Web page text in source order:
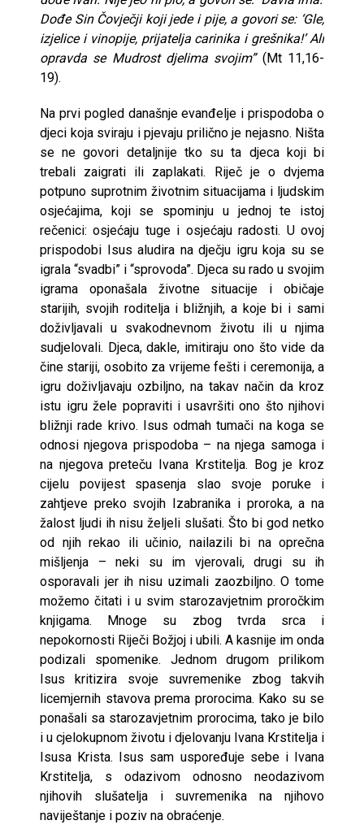
Dođe Sin Čovječji koji jede i pije, a govori se: ‘Gle,
izjelice i vinopije, prijatelja carinika i grešnika!’ Ali
opravda se Mudrost djelima svojim”(Mt 11,16-
19).
Na prvi pogled današnje evanđelje i prispodoba o
djeci koja sviraju i pjevaju prilično je nejasno. Ništa
se ne govori detaljnije tko su ta djeca koji bi
trebali zaigrati ili zaplakati. Riječ je o dvjema
potpuno suprotnim životnim situacijama i ljudskim
osjećajima, koji se spominju u jednoj te istoj
rečenici: osjećaju tuge i osjećaju radosti. U ovoj
prispodobi Isus aludira na dječju igru koja su se
igrala “svadbi” i “sprovoda”. Djeca su rado u svojim
igrama oponašala životne situacije i običaje
starijih, svojih roditelja i bližnjih, a koje bi i sami
doživljavali u svakodnevnom životu ili u njima
sudjelovali. Djeca, dakle, imitiraju ono što vide da
čine stariji, osobito za vrijeme fešti i ceremonija, a
igru doživljavaju ozbiljno, na takav način da kroz
istu igru žele popraviti i usavršiti ono što njihovi
bližnji rade krivo. Isus odmah tumači na koga se
odnosi njegova prispodoba – na njega samoga i
na njegova preteču Ivana Krstitelja. Bog je kroz
cijelu povijest spasenja slao svoje poruke i
zahtjeve preko svojih Izabranika i proroka, a na
žalost ljudi ih nisu željeli slušati. Što bi god netko
od njih rekao ili učinio, nailazili bi na oprečna
mišljenja – neki su im vjerovali, drugi su ih
osporavali jer ih nisu uzimali zaozbiljno. O tome
možemo čitati i u svim starozavjetnim proročkim
knjigama. Mnoge su zbog tvrda srca i
nepokornosti Riječi Božjoj i ubili. A kasnije im onda
podizali spomenike. Jednom drugom prilikom
Isus kritizira svoje suvremenike zbog takvih
licemjernih stavova prema prorocima. Kako su se
ponašali sa starozavjetnim prorocima, tako je bilo
i u cjelokupnom životu i djelovanju Ivana Krstitelja i
Isusa Krista. Isus sam uspoređuje sebe i Ivana
Krstitelja, s odazivom odnosno neodazivom
njihovih slušatelja i suvremenika na njihovo
naviještanje i poziv na obraćenje.